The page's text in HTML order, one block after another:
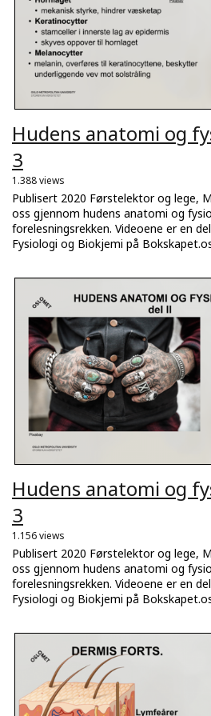
Hudens anatomi og
3
1.388 views
Publisert 2020 Førstelektor og lege,
oss gjennom hudens anatomi og
forelesningsrekken. Videoene er en
Fysiologi og Biokjemi på
Hudens anatomi og
3
1.156 views
Publisert 2020 Førstelektor og lege,
oss gjennom hudens anatomi og
forelesningsrekken. Videoene er en
Fysiologi og Biokjemi på